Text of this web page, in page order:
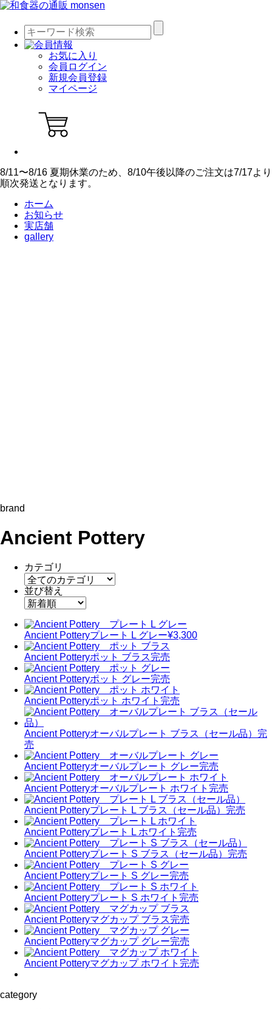
お気に入り
会員ログイン
新規会員登録
マイページ
8/11〜8/16 夏期休業のため、8/10午後以降のご注文は7/17より
順次発送となります。
ホーム
お知らせ
実店舗
gallery
brand
Ancient Pottery
カテゴリ
並び替え
Ancient Potteryプレート L グレー¥3,300
Ancient Potteryポット ブラス完売
Ancient Potteryポット グレー完売
Ancient Potteryポット ホワイト 完売
Ancient Potteryオーバルプレート ブラス（セール品） 完
売
Ancient Potteryオーバルプレート グレー完売
Ancient Potteryオーバルプレート ホワイト 完売
Ancient Potteryプレート L ブラス（セール品） 完売
Ancient Potteryプレート L ホワイト 完売
Ancient Potteryプレート S ブラス（セール品） 完売
Ancient Potteryプレート S グレー完売
Ancient Potteryプレート S ホワイト 完売
Ancient Potteryマグカップ ブラス完売
Ancient Potteryマグカップ グレー完売
Ancient Potteryマグカップ ホワイト 完売
category